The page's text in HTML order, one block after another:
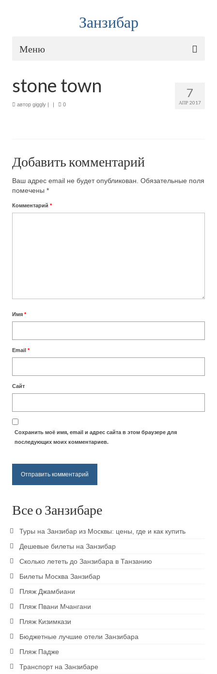
Занзибар
Меню
Туры и авиабилеты
путешествие?
Туры на Занзибар из Москвы: цены, где и как
купить
Как дешево долететь до Занзибара
Отели Занзибара 4 звезды
Отели Нунгви
Пляжи
Пляж Кендва
Пляж Матемве
Паже пляж
Развлечения
Достопримечательности Занзибара
Восхождение на Килиманджаро
Кайтсерфинг на Занзибаре
Prison island — остров черепах
7
АПР 2017
stone town
автор giggly | | 0
Добавить комментарий
Ваш адрес email не будет опубликован. Обязательные поля
помечены *
Комментарий *
Имя *
Email *
Сайт
Сохранить моё имя, email и адрес сайта в этом браузере для
последующих моих комментариев.
Все о Занзибаре
Туры на Занзибар из Москвы: цены, где и как купить
Дешевые билеты на Занзибар
Сколько лететь до Занзибара в Танзанию
Билеты Москва Занзибар
Пляж Джамбиани
Пляж Пвани Мчангани
Пляж Кизимкази
Бюджетные лучшие отели Занзибара
Пляж Падже
Транспорт на Занзибаре